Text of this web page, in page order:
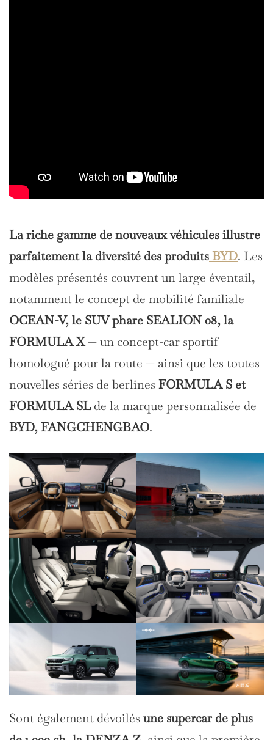
La riche gamme de nouveaux véhicules illustre
parfaitement la diversité des produitsBYD. Les
modèles présentés couvrent un large éventail,
notamment le concept de mobilité familiale
OCEAN-V, le SUV phare SEALION 08, la
FORMULA X— un concept-car sportif
homologué pour la route — ainsi que les toutes
nouvelles séries de berlines FORMULA S et
FORMULA SL de la marque personnalisée de
BYD, FANGCHENGBAO.
Sont également dévoilés une supercar de plus